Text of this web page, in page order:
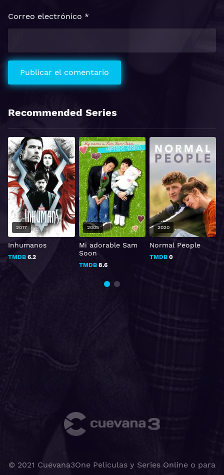
Correo electrónico *
Recommended Series
Inhumanos
TMDB 6.2
2017
Mi adorable Sam
Soon
TMDB8.6
2005
Normal People
TMDB0
2020
© 2021 Cuevana3One Peliculas y Series Online o para